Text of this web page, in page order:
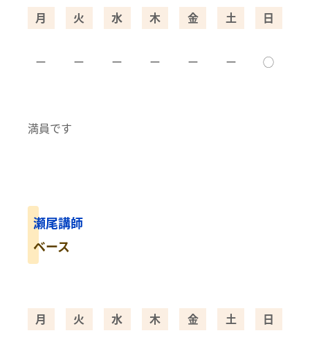
月
ー
火
ー
水
ー
木
ー
金
ー
土
ー
日
◯
満員です
瀬尾講師
ベース
月 火 水 木 金 土 日